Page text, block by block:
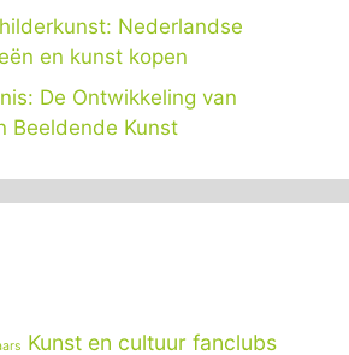
Nederlandse
en kunst kopen
De Ontwikkeling van
Beeldende Kunst
Kunst en cultuur fanclubs